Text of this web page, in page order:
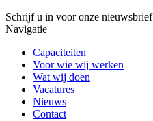
Schrijf u in voor onze nieuwsbrief
Navigatie
Capaciteiten
Voor wie wij werken
Wat wij doen
Vacatures
Nieuws
Contact